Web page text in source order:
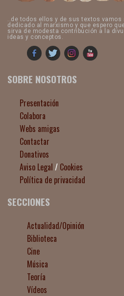
..de todos ellos y de sus textos vamos
dedicado al marxismo y que espero
sirva de modesta contribución a la
ideas y conceptos.
SOBRE NOSOTROS
Presentación
Colabora
Webs amigas
Contactar
Donativos
Aviso Legal / Cookies
Política de privacidad
SECCIONES
Actualidad/Opinión
Biblioteca
Cine
Música
Teoría
Vídeos